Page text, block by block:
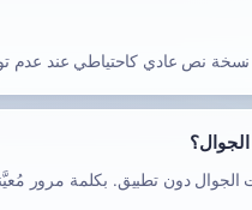
دون تطبيق. بكلمة مرور